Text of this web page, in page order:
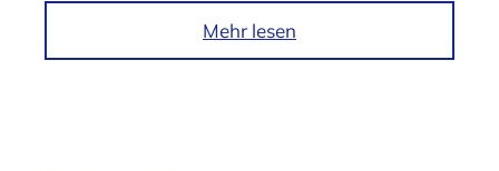
e
Mehr lesen
m